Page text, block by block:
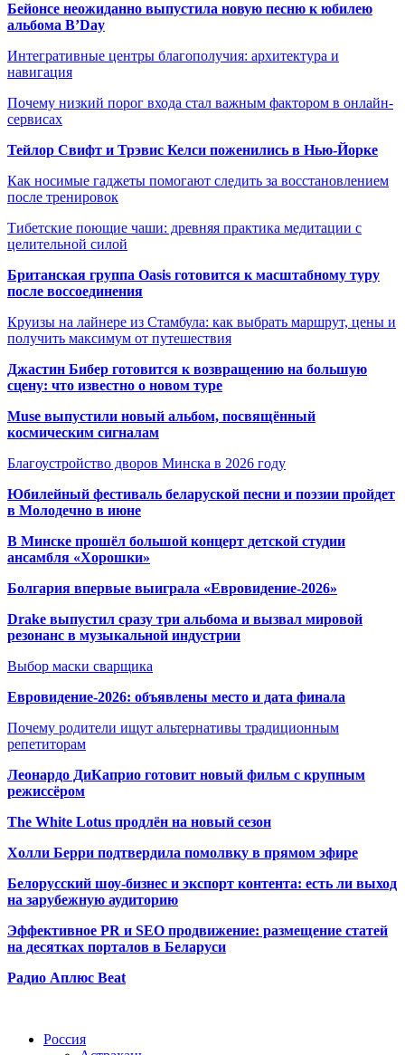
Бейонсе неожиданно выпустила новую песню к юбилею
альбома B’Day
Интегративные центры благополучия: архитектура и
навигация
Почему низкий порог входа стал важным фактором в онлайн-
сервисах
Тейлор Свифт и Трэвис Келси поженились в Нью-Йорке
Как носимые гаджеты помогают следить за восстановлением
после тренировок
Тибетские поющие чаши: древняя практика медитации с
целительной силой
Британская группа Oasis готовится к масштабному туру
после воссоединения
Круизы на лайнере из Стамбула: как выбрать маршрут, цены и
получить максимум от путешествия
Джастин Бибер готовится к возвращению на большую
сцену: что известно о новом туре
Muse выпустили новый альбом, посвящённый
космическим сигналам
Благоустройство дворов Минска в 2026 году
Юбилейный фестиваль беларуской песни и поэзии пройдет
в Молодечно в июне
В Минске прошёл большой концерт детской студии
ансамбля «Хорошки»
Болгария впервые выиграла «Евровидение-2026»
Drake выпустил сразу три альбома и вызвал мировой
резонанс в музыкальной индустрии
Выбор маски сварщика
Евровидение-2026: объявлены место и дата финала
Почему родители ищут альтернативы традиционным
репетиторам
Леонардо ДиКаприо готовит новый фильм с крупным
режиссёром
The White Lotus продлён на новый сезон
Холли Берри подтвердила помолвку в прямом эфире
Белорусский шоу-бизнес и экспорт контента: есть ли выход
на зарубежную аудиторию
Эффективное PR и SEO продвижение: размещение статей
на десятках порталов в Беларуси
Радио Аплюс Beat
Россия